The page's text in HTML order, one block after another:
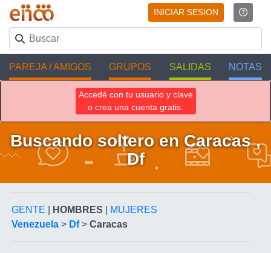
INICIAR SESION
PAREJA / AMIGOS GRUPOS SALIDAS NOTAS
Accedé con tu usuario y clave
o crea una cuenta gratis.
Buscando soltero en Caracas ,
Df
GENTE HOMBRES
MUJERES
Venezuela > Df> Caracas